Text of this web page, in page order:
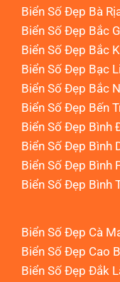
Biển Số Đẹp Bà
Biển Số Đẹp Bắc
Biển Số Đẹp Bắc
Biển Số Đẹp Bạc
Biển Số Đẹp Bắc
Biển Số Đẹp Bến
Biển Số Đẹp Bình
Biển Số Đẹp Bình
Biển Số Đẹp Bình
Biển Số Đẹp Bình
Biển Số Đẹp Cà
Biển Số Đẹp Cao
Biển Số Đẹp Đắk